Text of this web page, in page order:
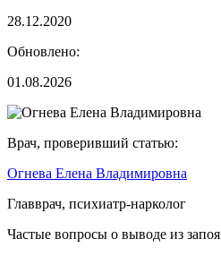
28.12.2020
Обновлено:
01.08.2026
Врач, проверивший статью:
Огнева Елена Владимировна
Главврач, психиатр-нарколог
Частые вопросы о выводе из запоя